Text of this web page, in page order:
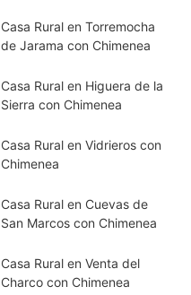
Casa Rural en Torremocha
de Jarama con Chimenea
Casa Rural en Higuera de la
Sierra con Chimenea
Casa Rural en Vidrieros con
Chimenea
Casa Rural en Cuevas de
San Marcos con Chimenea
Casa Rural en Venta del
Charco con Chimenea